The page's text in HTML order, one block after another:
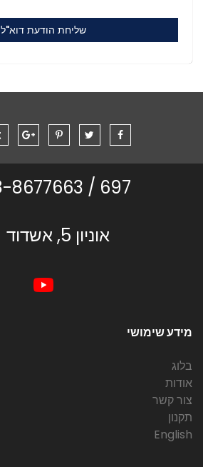
שליחת הודעת דוא"ל
697 /
אוניון 5, אשדוד
מידע שימושי
בלוג
אודות
צור קשר
תקנון
English